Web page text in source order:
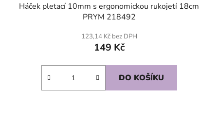
Háček pletací 10mm s ergonomickou rukojetí 18cm
PRYM 218492
123,14 Kč bez DPH
149 Kč
DO KOŠÍKU